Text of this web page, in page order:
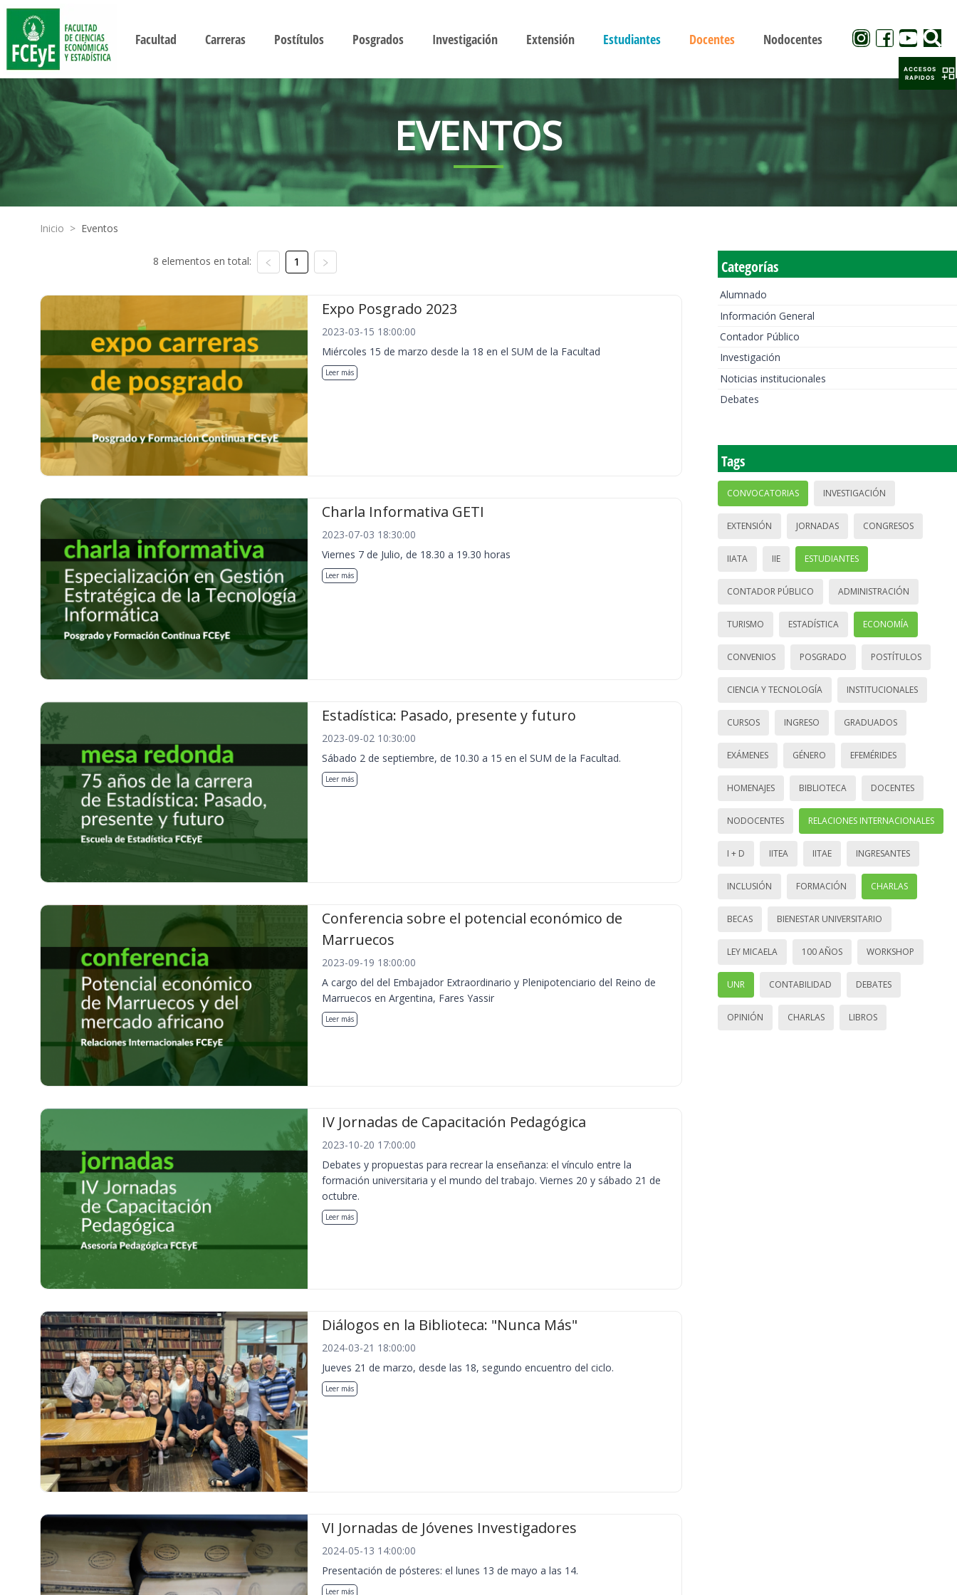
Facultad Carreras Postítulos Posgrados Investigación Extensión Estudiantes Docentes Nodocentes
EVENTOS
Inicio > Eventos
8 elementos en total: 1
Expo Posgrado 2023
2023-03-15 18:00:00
Miércoles 15 de marzo desde la 18 en el SUM de la Facultad
Leer más
Charla Informativa GETI
2023-07-03 18:30:00
Viernes 7 de Julio, de 18.30 a 19.30 horas
Leer más
Estadística: Pasado, presente y futuro
2023-09-02 10:30:00
Sábado 2 de septiembre, de 10.30 a 15 en el SUM de la Facultad.
Leer más
Conferencia sobre el potencial económico de
Marruecos
2023-09-19 18:00:00
A cargo del del Embajador Extraordinario y Plenipotenciario del Reino de
Marruecos en Argentina, Fares Yassir
Leer más
IV Jornadas de Capacitación Pedagógica
2023-10-20 17:00:00
Debates y propuestas para recrear la enseñanza: el vínculo entre la
formación universitaria y el mundo del trabajo. Viernes 20 y sábado 21 de
octubre.
Leer más
Diálogos en la Biblioteca: "Nunca Más"
2024-03-21 18:00:00
Jueves 21 de marzo, desde las 18, segundo encuentro del ciclo.
Leer más
VI Jornadas de Jóvenes Investigadores
2024-05-13 14:00:00
Presentación de pósteres: el lunes 13 de mayo a las 14.
Leer más
Categorías
Alumnado
Información General
Contador Público
Investigación
Noticias institucionales
Debates
Tags
CONVOCATORIAS INVESTIGACIÓN
EXTENSIÓN JORNADAS CONGRESOS
IIATA IIE ESTUDIANTES
CONTADOR PÚBLICO ADMINISTRACIÓN
TURISMO ESTADÍSTICA ECONOMÍA
CONVENIOS POSGRADO POSTÍTULOS
CIENCIA Y TECNOLOGÍA INSTITUCIONALES
CURSOS INGRESO GRADUADOS
EXÁMENES GÉNERO EFEMÉRIDES
HOMENAJES BIBLIOTECA DOCENTES
NODOCENTES RELACIONES INTERNACIONALES
I + D IITEA IITAE INGRESANTES
INCLUSIÓN FORMACIÓN CHARLAS
BECAS BIENESTAR UNIVERSITARIO
LEY MICAELA 100 AÑOS WORKSHOP
UNR CONTABILIDAD DEBATES
OPINIÓN CHARLAS LIBROS
ACCESOS
RAPIDOS